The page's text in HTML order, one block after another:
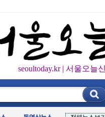
seoultoday.kr | 서울오늘